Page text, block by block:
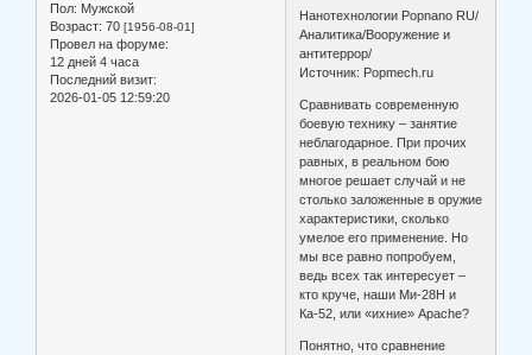
Пол: Мужской
Возраст: 70 [1956-08-01]
Провел на форуме:
12 дней 4 часа
Последний визит:
2026-01-05 12:59:20
Нанотехнологии Popnano RU/
Аналитика/Вооружение и
антитеррор/
Источник: Popmech.ru
Сравнивать современную
боевую технику – занятие
неблагодарное. При прочих
равных, в реальном бою
многое решает случай и не
столько заложенные в оружие
характеристики, сколько
умелое его применение. Но
мы все равно попробуем,
ведь всех так интересует –
кто круче, наши Ми-28Н и
Ка-52, или «ихние» Apache?
Понятно, что сравнение